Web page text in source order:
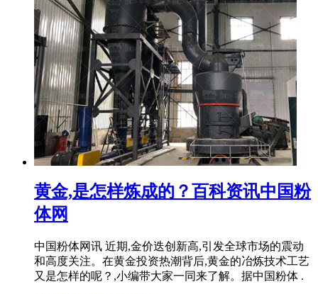
黄金,是怎样炼成的？百科资讯中国粉
体网
中国粉体网讯 近期,金价迭创新高,引发全球市场的震动
和高度关注。在黄金投资热潮背后,黄金的冶炼技术工艺
又是怎样的呢？,小编带大家一同来了解。据中国粉体 .